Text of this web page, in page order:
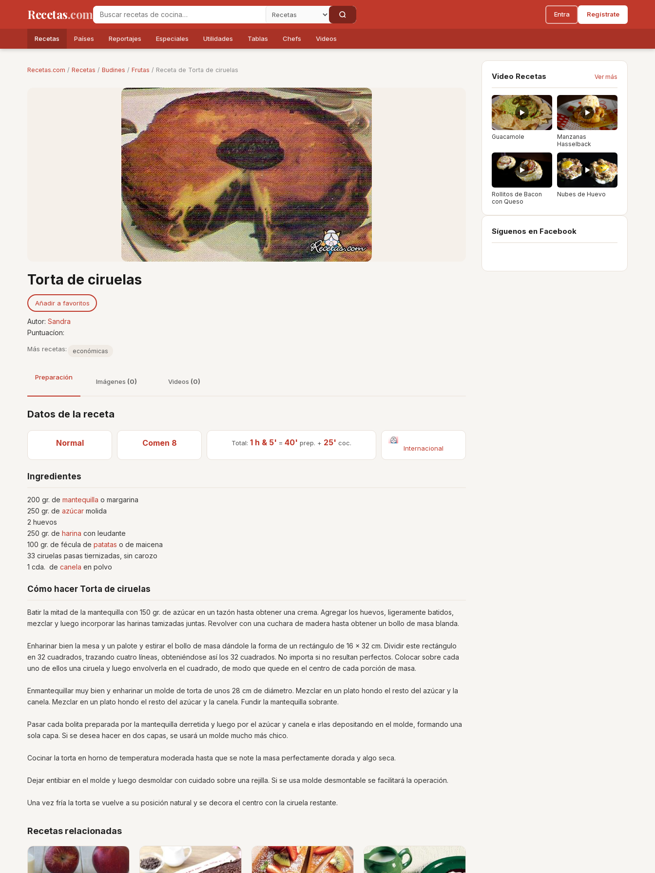
Recetas.com Entra Regístrate
Recetas Países Reportajes Especiales Utilidades Tablas Chefs Videos
Recetas.com / Recetas / Budines / Frutas / Receta de Torta de ciruelas
Torta de ciruelas
Añadir a favoritos
Autor: Sandra
Puntuacíon:
Más recetas: económicas
Preparación
Imágenes (0) Videos (0)
Datos de la receta
Normal Comen 8 Total: 1 h & 5' = 40' prep. + 25' coc.
Internacional
Ingredientes
200 gr. de mantequilla o margarina
250 gr. de azúcar molida
2 huevos
250 gr. de harina con leudante
100 gr. de fécula de patatas o de maicena
33 ciruelas pasas tiernizadas, sin carozo
1 cda. de canela en polvo
Cómo hacer Torta de ciruelas
Batir la mitad de la mantequilla con 150 gr. de azúcar en un tazón hasta obtener una crema. Agregar los huevos, ligeramente batidos,
mezclar y luego incorporar las harinas tamizadas juntas. Revolver con una cuchara de madera hasta obtener un bollo de masa blanda.
Enharinar bien la mesa y un palote y estirar el bollo de masa dándole la forma de un rectángulo de 16 x 32 cm. Dividir este rectángulo
en 32 cuadrados, trazando cuatro líneas, obteniéndose así los 32 cuadrados. No importa si no resultan perfectos. Colocar sobre cada
uno de ellos una ciruela y luego envolverla en el cuadrado, de modo que quede en el centro de cada porción de masa.
Enmantequillar muy bien y enharinar un molde de torta de unos 28 cm de diámetro. Mezclar en un plato hondo el resto del azúcar y la
canela. Mezclar en un plato hondo el resto del azúcar y la canela. Fundir la mantequilla sobrante.
Pasar cada bolita preparada por la mantequilla derretida y luego por el azúcar y canela e irlas depositando en el molde, formando una
sola capa. Si se desea hacer en dos capas, se usará un molde mucho más chico.
Cocinar la torta en horno de temperatura moderada hasta que se note la masa perfectamente dorada y algo seca.
Dejar entibiar en el molde y luego desmoldar con cuidado sobre una rejilla. Si se usa molde desmontable se facilitará la operación.
Una vez fría la torta se vuelve a su posición natural y se decora el centro con la ciruela restante.
Recetas relacionadas
Video Recetas Ver más
Guacamole
Manzanas
Hasselback
Rollitos de Bacon
con Queso
Nubes de Huevo
Síguenos en Facebook